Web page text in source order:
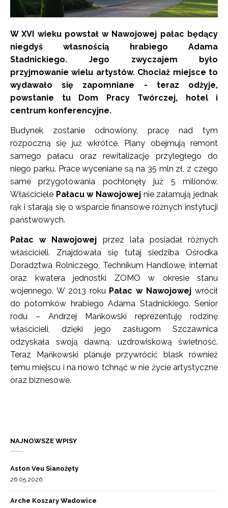
W XVI wieku powstał w Nawojowej pałac będący
niegdyś własnością hrabiego Adama
Stadnickiego. Jego zwyczajem było
przyjmowanie wielu artystów. Chociaż miejsce to
wydawało się zapomniane - teraz odżyje,
powstanie tu Dom Pracy Twórczej, hotel i
centrum konferencyjne.
Budynek zostanie odnowiony, pracę nad tym
rozpoczną się już wkrótce. Plany obejmują remont
samego pałacu oraz rewitalizację przyległego do
niego parku. Prace wyceniane są na 35 mln zł, z czego
same przygotowania pochłonęły już 5 milionów.
Właściciele Pałacu w Nawojowej nie załamują jednak
rąk i starają się o wsparcie finansowe różnych instytucji
państwowych.
Pałac w Nawojowej przez lata posiadał różnych
właścicieli. Znajdowała się tutaj siedziba Ośrodka
Doradztwa Rolniczego, Technikum Handlowe, internat
oraz kwatera jednostki ZOMO w okresie stanu
wojennego. W 2013 roku Pałac w Nawojowej wrócił
do potomków hrabiego Adama Stadnickiego. Senior
rodu – Andrzej Mańkowski reprezentuję rodzinę
właścicieli, dzięki jego zasługom Szczawnica
odzyskała swoją dawną, uzdrowiskową świetność.
Teraz Mańkowski planuje przywrócić blask również
temu miejscu i na nowo tchnąć w nie życie artystyczne
oraz biznesowe.
NAJNOWSZE WPISY
Aston Veu Sianożęty
26.05.2026
Arche Koszary Wadowice